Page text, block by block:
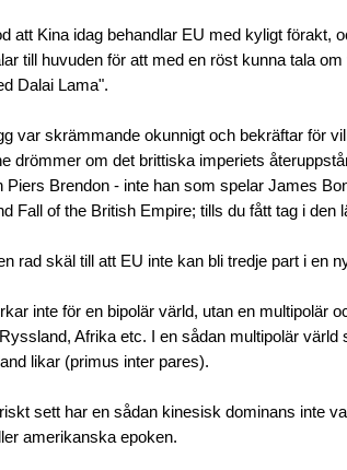
att Kina idag behandlar EU med kyligt förakt,
till huvuden för att med en röst kunna tala
Dalai Lama".
var skrämmande okunnigt och bekräftar för
drömmer om det brittiska imperiets
Piers Brendon - inte han som spelar James
Fall of the British Empire; tills du fått tag i
rad skäl till att EU inte kan bli tredje part i en
inte för en bipolär värld, utan en multipolär
Afrika etc. I en sådan multipolär
likar (primus inter pares).
sett har en sådan kinesisk dominans inte
amerikanska epoken.